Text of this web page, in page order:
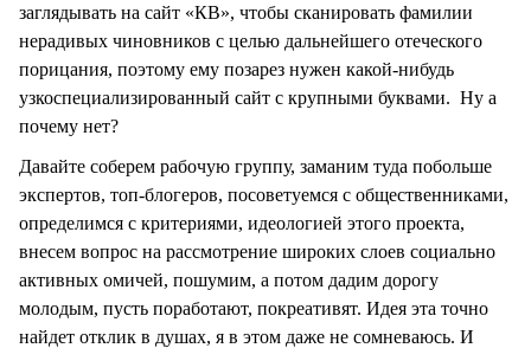
заглядывать на сайт «КВ», чтобы сканировать фамилии
нерадивых чиновников с целью дальнейшего отеческого
порицания, поэтому ему позарез нужен какой-нибудь
узкоспециализированный сайт с крупными буквами. Ну а
почему нет?
Давайте соберем рабочую группу, заманим туда побольше
экспертов, топ-блогеров, посоветуемся с общественниками,
определимся с критериями, идеологией этого проекта,
внесем вопрос на рассмотрение широких слоев социально
активных омичей, пошумим, а потом дадим дорогу
молодым, пусть поработают, покреативят. Идея эта точно
найдет отклик в душах, я в этом даже не сомневаюсь. И